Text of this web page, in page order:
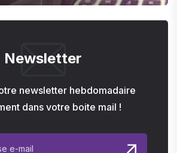
Newsletter
newsletter hebdomadaire
dans votre boite mail !